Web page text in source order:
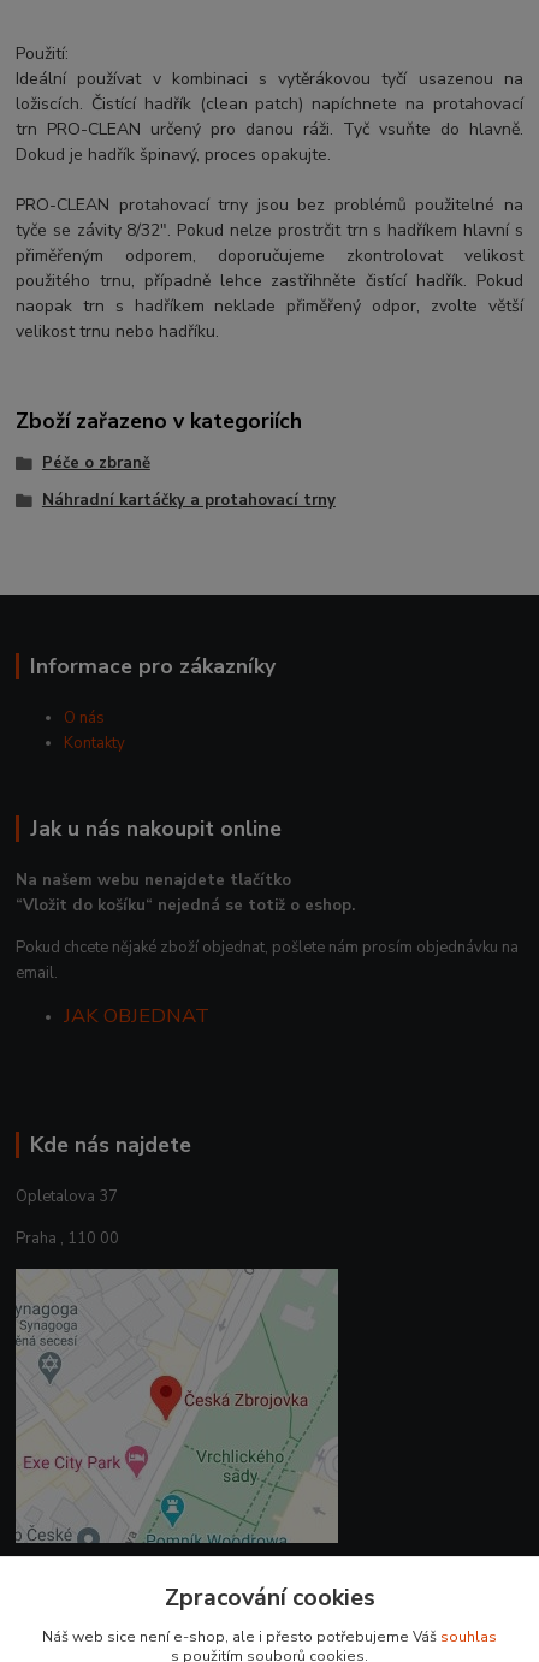
Použití:
Ideální používat v kombinaci s vytěrákovou tyčí usazenou na
ložiscích. Čistící hadřík (clean patch) napíchnete na protahovací
trn PRO-CLEAN určený pro danou ráži. Tyč vsuňte do hlavně.
Dokud je hadřík špinavý, proces opakujte.
PRO-CLEAN protahovací trny jsou bez problémů použitelné na
tyče se závity 8/32". Pokud nelze prostrčit trn s hadříkem hlavní s
přiměřeným odporem, doporučujeme zkontrolovat velikost
použitého trnu, případně lehce zastřihněte čistící hadřík. Pokud
naopak trn s hadříkem neklade přiměřený odpor, zvolte větší
velikost trnu nebo hadříku.
Zboží zařazeno v kategoriích
Péče o zbraně
Náhradní kartáčky a protahovací trny
Informace pro zákazníky
O nás
Kontakty
Jak u nás nakoupit online
Na našem webu nenajdete tlačítko
“Vložit do košíku“ nejedná se totiž o eshop.
Pokud chcete nějaké zboží objednat, pošlete nám prosím objednávku na
email.
JAK OBJEDNAT
Kde nás najdete
Opletalova 37
Praha , 110 00
+420 225 375 800
Zpracování cookies
Náš web sice není e-shop, ale i přesto potřebujeme Váš souhlas
s použitím souborů cookies.